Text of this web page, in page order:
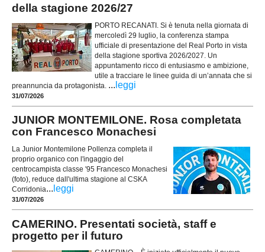
della stagione 2026/27
PORTO RECANATI. Si è tenuta nella giornata di
mercoledì 29 luglio, la conferenza stampa
ufficiale di presentazione del Real Porto in vista
della stagione sportiva 2026/2027. Un
appuntamento ricco di entusiasmo e ambizione,
utile a tracciare le linee guida di un’annata che si
preannuncia da protagonista. ... leggi
31/07/2026
JUNIOR MONTEMILONE. Rosa completata
con Francesco Monachesi
La Junior Montemilone Pollenza completa il
proprio organico con l'ingaggio del
centrocampista classe '95 Francesco Monachesi
(foto), reduce dall'ultima stagione al CSKA
Corridonia... leggi
31/07/2026
CAMERINO. Presentati società, staff e
progetto per il futuro